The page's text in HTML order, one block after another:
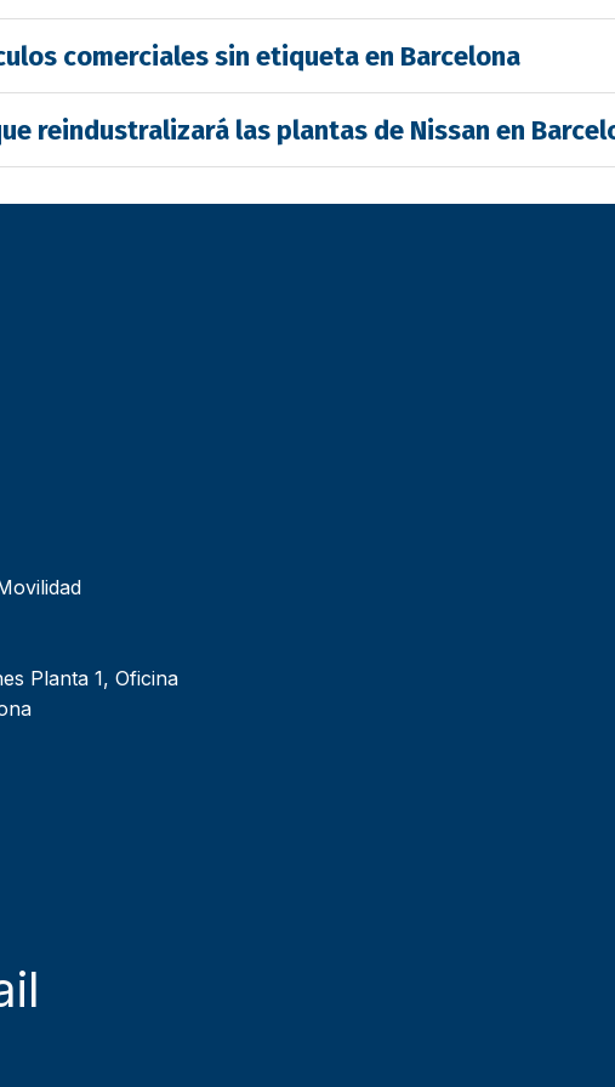
comerciales sin etiqueta en Barcelona
reindustralizará las plantas de Nissan en
Planta 1, Oficina